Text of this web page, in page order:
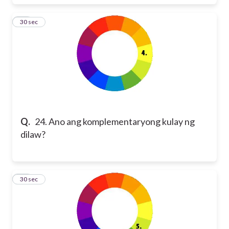
Q. 24. Ano ang komplementaryong kulay ng
dilaw?
24
30 sec
25
30 sec